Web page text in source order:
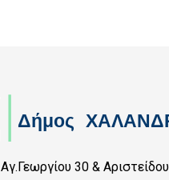
Αγ.Γεωργίου 30 &